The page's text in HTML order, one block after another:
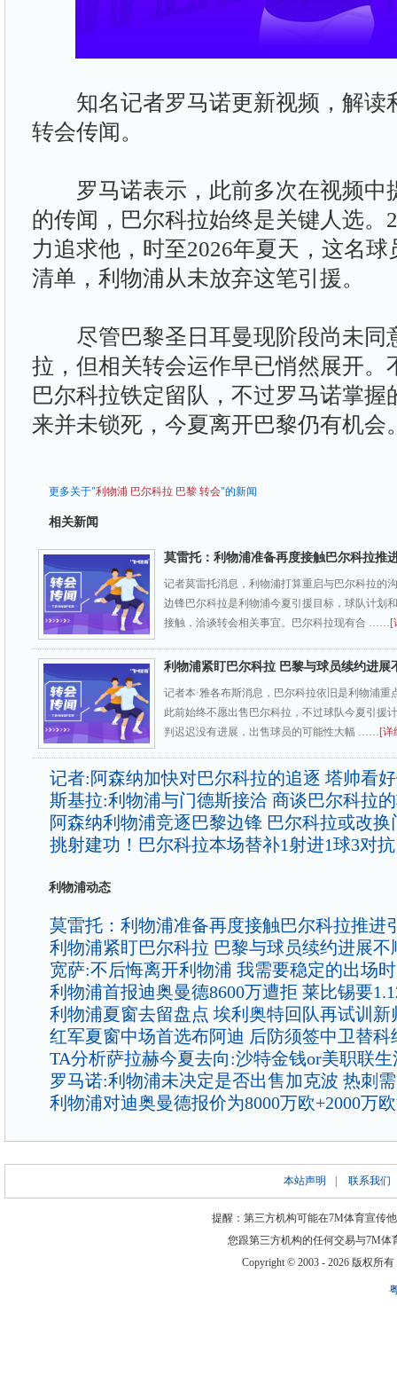
知名记者罗马诺更新视频，解读
转会传闻。
罗马诺表示，此前多次在视频中
的传闻，巴尔科拉始终是关键人选。
力追求他，时至2026年夏天，这名
清单，利物浦从未放弃这笔引援。
尽管巴黎圣日耳曼现阶段尚未同
拉，但相关转会运作早已悄然展开。
巴尔科拉铁定留队，不过罗马诺掌握
来并未锁死，今夏离开巴黎仍有机会
更多关于"利物浦 巴尔科拉 巴黎 转会"的新闻
相关新闻
莫雷托：利物浦准备再度接触巴尔科拉推
记者莫雷托消息，利物浦打算重启与巴尔科拉的
边锋巴尔科拉是利物浦今夏引援目标，球队计划
接触，洽谈转会相关事宜。巴尔科拉现有合 ……[
利物浦紧盯巴尔科拉 巴黎与球员续约进展
记者本·雅各布斯消息，巴尔科拉依旧是利物浦重
此前始终不愿出售巴尔科拉，不过球队今夏引援
判迟迟没有进展，出售球员的可能性大幅 ……[详
记者:阿森纳加快对巴尔科拉的追逐 塔帅看
斯基拉:利物浦与门德斯接洽 商谈巴尔科拉
阿森纳利物浦竞逐巴黎边锋 巴尔科拉或改换
挑射建功！巴尔科拉本场替补1射进1球3对抗
利物浦动态
莫雷托：利物浦准备再度接触巴尔科拉推进
利物浦紧盯巴尔科拉 巴黎与球员续约进展不
宽萨:不后悔离开利物浦 我需要稳定的出场
利物浦首报迪奥曼德8600万遭拒 莱比锡要
利物浦夏窗去留盘点 埃利奥特回队再试训新
红军夏窗中场首选布阿迪 后防须签中卫替科
TA分析萨拉赫今夏去向:沙特金钱or美职联生
罗马诺:利物浦未决定是否出售加克波 热刺
利物浦对迪奥曼德报价为8000万欧+2000万
本站声明 联系我们
提醒：第三方机构可能在7M体育宣传
您跟第三方机构的任何交易与7M
Copyright © 2003 - 2026 版权所有